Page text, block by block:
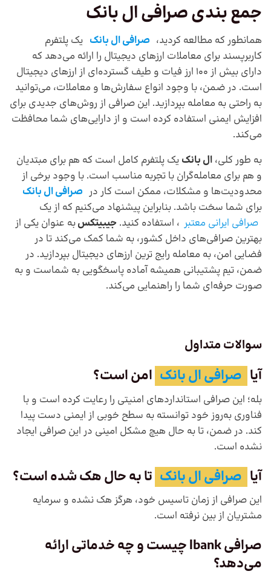
جمع بندی صرافی ال بانک
همانطور که مطالعه کردید، صرافی ال بانک یک پلتفرم
کاربرپسند برای معاملات ارزهای دیجیتال را ارائه می‌دهد که
دارای بیش از 100 ارز فیات و طیف گسترده‌ای از ارزهای دیجیتال
است. در ضمن، با وجود انواع سفارش‌ها و معاملات، می‌توانید
به راحتی به معامله بپردازید. این صرافی از روش‌های جدیدی برای
افزایش ایمنی استفاده کرده است و از دارایی‌های شما محافظت
می‌کند.
به طور کلی، ال بانک یک پلتفرم کامل است که هم برای مبتدیان
و هم برای معامله‌گران با تجربه مناسب است. با وجود برخی از
محدودیت‌ها و مشکلات، ممکن است کار در صرافی ال بانک
برای شما سخت باشد. بنابراین پیشنهاد می‌کنیم که از یک
صرافی ایرانی معتبر ، استفاده کنید. جیبیتکسبه عنوان یکی از
بهترین صرافی‌های داخل کشور، به شما کمک می‌کند تا در
فضایی امن، به معامله رایج ترین ارزهای دیجیتال بپردازید. در
ضمن، تیم پشتیبانی همیشه آماده پاسخگویی به شماست و به
صورت حرفه‌ای شما را راهنمایی می‌کند.
سوالات متداول
آیا صرافی ال بانک امن است؟
بله؛ این صرافی استانداردهای امنیتی را رعایت کرده است و با
فناوری به‌روز خود توانسته به سطح خوبی از ایمنی دست پیدا
کند. در ضمن، تا به حال هیچ مشکل امینی در این صرافی ایجاد
نشده است.
آیا صرافی ال بانک تا به حال هک شده است؟
این صرافی از زمان تاسیس خود، هرگز هک نشده و سرمایه
مشتریان از بین نرفته است.
صرافی lbank چیست و چه خدماتی ارائه
می‌دهد؟